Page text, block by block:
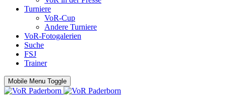
Turniere
VoR-Cup
Andere Turniere
VoR-Fotogalerien
Suche
FSJ
Trainer
Mobile Menu Toggle